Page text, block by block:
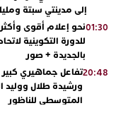
إلى مدينتي سبتة
01:30نحو إعلام أقوى
للدورة التكوينية
بالجديدة + صور
20:48تفاعل جماهيري
ورشيدة طلال ووليد
المتوسطي للناظور